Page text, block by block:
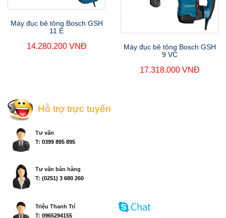
Máy đục bê tông Bosch GSH
11 E
14.280.200 VNĐ
Máy đục bê tông Bosch GSH
9 VC
17.318.000 VNĐ
Hỗ trợ trực tuyến
Tư vấn
T: 0399 895 895
Tư vấn bán hàng
T: (0251) 3 680 260
Triệu Thanh Trí
T: 0965294155